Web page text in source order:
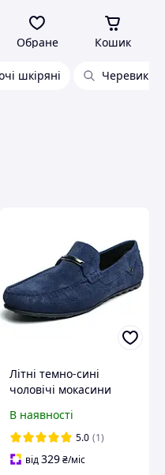
Обране Кошик
шкіряні Черевики
Літні темно-сині
чоловічі мокасини
великих розмірів Rosso
Avangard Cross
Sapphire BS
В наявності
5.0 (1)
від329₴/міс